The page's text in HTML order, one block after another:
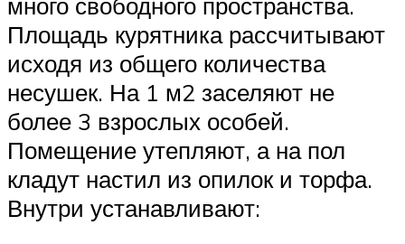
Площадь курятника рассчитывают
исходя из общего количества
несушек. На 1 м2 заселяют не
более 3 взрослых особей.
Помещение утепляют, а на пол
кладут настил из опилок и торфа.
Внутри устанавливают: